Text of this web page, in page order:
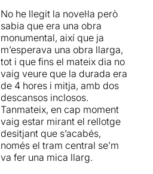
Aquesta trilogia ha estat
adaptada perIván Morales
en forma de teatre en tres
actes. Morales n’és també el
director i descriu
perfectament l’ambient del
barraquisme de Montjuïc
dels anys 70, les dificultats
per sobreviure i la il·lusió per
tirar endavant. El
protagonista, (Fernando
Atienza a la novel·la), neix en
Raquel Ferri, Vicenta
Ndongo i Xavi Sáez.Tots
ells, tret d'Auquer,
interpreten més d'un
personatge durant l'obra.
TOTS estan
EXTRAORDINARIS.Però
dins dels extraordinaris
(opinió personal) estan els
superextraordinaris, com
Guillem Balart, Raquel Ferri
i David Climent, i un fora de
No he llegit la novel·la però
sabia que era una obra
monumental, així que ja
m’esperava una obra llarga,
tot i que fins el mateix dia no
vaig veure que la durada era
de 4 hores i mitja, amb dos
descansos inclosos.
Tanmateix, en cap moment
vaig estar mirant el rellotge
desitjant que s’acabés,
només el tram central se’m
va fer una mica llarg.